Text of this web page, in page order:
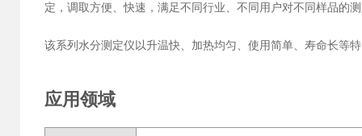
定，调取方便、快速，满足不同行业、不同用户对不同样品的
该系列水分测定仪以升温快、加热均匀、使用简单、寿命长等
应用领域